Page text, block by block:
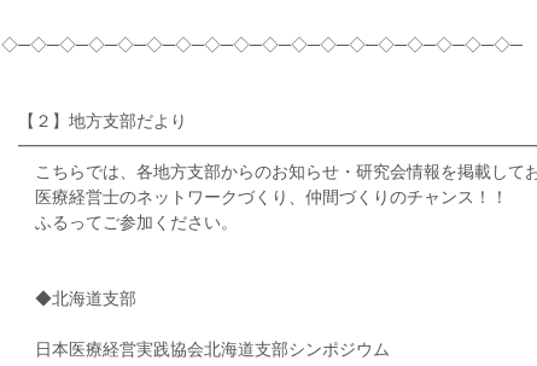
◇─◇─◇─◇─◇─◇─◇─◇─◇─◇─◇─◇─◇─◇─◇─◇─◇─◇─
【２】地方支部だより
こちらでは、各地方支部からのお知らせ・研究会情報を掲載してお
医療経営士のネットワークづくり、仲間づくりのチャンス！！
ふるってご参加ください。
◆北海道支部
日本医療経営実践協会北海道支部シンポジウム